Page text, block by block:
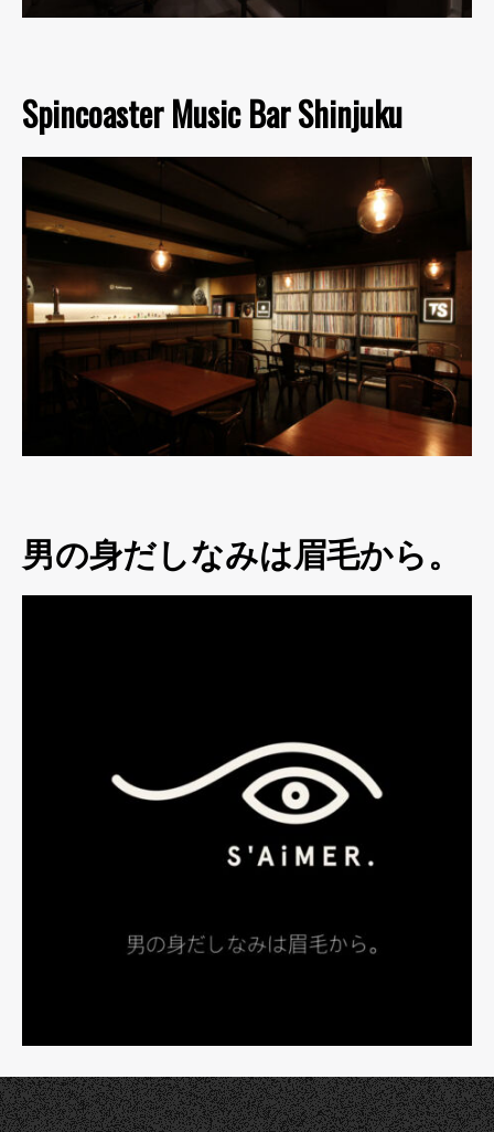
Spincoaster Music Bar Shinjuku
男の身だしなみは眉毛から。